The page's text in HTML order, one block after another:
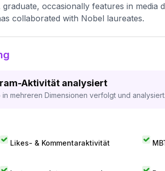
occasionally features in media
collaborated with Nobel laureates.
Aktivität analysiert
mehreren Dimensionen verfolgt und analysiert.
Likes- & Kommentaraktivität